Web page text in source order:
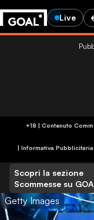
Live
+18 | Contenuto
| Informativa Pubblicitaria
Scopri la sezione
Scommesse su
Getty Images